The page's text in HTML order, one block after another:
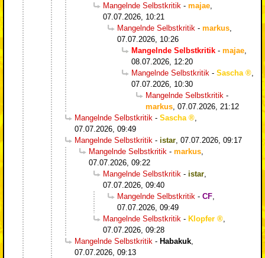
Mangelnde Selbstkritik - majae
07.07.2026, 10:21
Mangelnde Selbstkritik - markus
07.07.2026, 10:26
Mangelnde Selbstkritik - majae
08.07.2026, 12:20
Mangelnde Selbstkritik - Sascha
07.07.2026, 10:30
Mangelnde Selbstkritik -
markus 07.07.2026, 21:12
Mangelnde Selbstkritik - Sascha
07.07.2026, 09:49
Mangelnde Selbstkritik - istar 07.07.2026, 09:17
Mangelnde Selbstkritik - markus
07.07.2026, 09:22
Mangelnde Selbstkritik - istar
07.07.2026, 09:40
Mangelnde Selbstkritik - CF
07.07.2026, 09:49
Mangelnde Selbstkritik - Klopfer
07.07.2026, 09:28
Mangelnde Selbstkritik - Habakuk
07.07.2026, 09:13